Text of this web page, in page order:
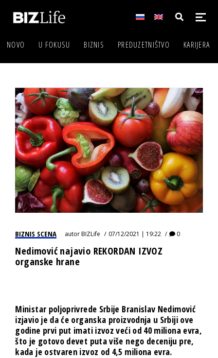
NOVO U FOKUSU BIZNIS PREDUZETNIŠTVO KARIJERA
BIZNIS SCENA autorBIZLife 07/12/2021 | 19:22 0
Nedimović najavio REKORDAN IZVOZ
organske hrane
Ministar poljoprivrede Srbije Branislav Nedimović
izjavio je da će organska proizvodnja u Srbiji ove
godine prvi put imati izvoz veći od 40 miliona evra,
što je gotovo devet puta više nego deceniju pre,
kada je ostvaren izvoz od 4,5 miliona evra.